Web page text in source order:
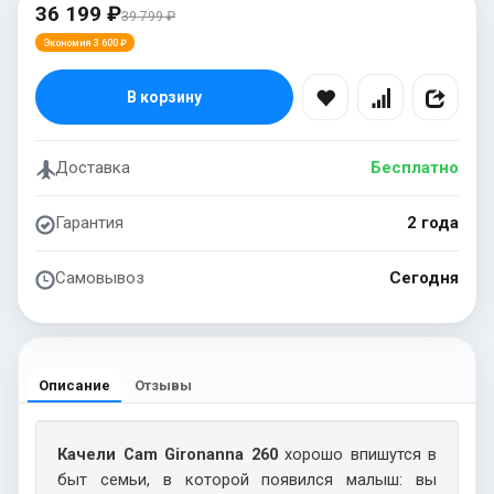
36 199 ₽39 799 ₽
Экономия 3 600 ₽
В корзину
Доставка Бесплатно
Гарантия 2 года
Самовывоз Сегодня
Описание Отзывы
Качели Cam Gironanna 260хорошо впишутся в
быт семьи, в которой появился малыш: вы